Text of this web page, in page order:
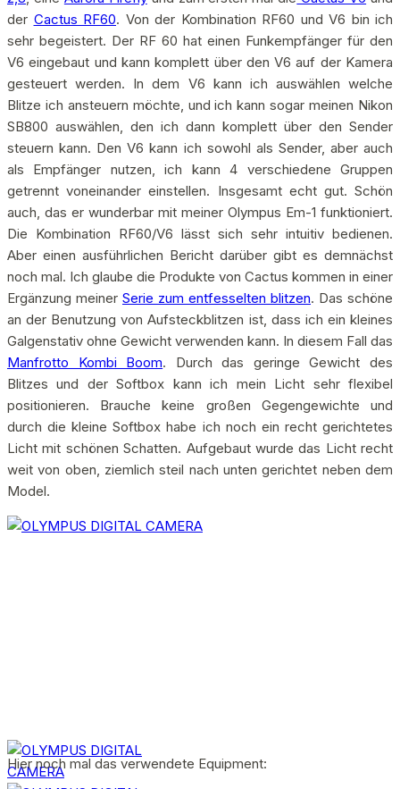
der Cactus RF60. Von der Kombination RF60 und V6 bin ich
sehr begeistert. Der RF 60 hat einen Funkempfänger für den
V6 eingebaut und kann komplett über den V6 auf der Kamera
gesteuert werden. In dem V6 kann ich auswählen welche
Blitze ich ansteuern möchte, und ich kann sogar meinen Nikon
SB800 auswählen, den ich dann komplett über den Sender
steuern kann. Den V6 kann ich sowohl als Sender, aber auch
als Empfänger nutzen, ich kann 4 verschiedene Gruppen
getrennt voneinander einstellen. Insgesamt echt gut. Schön
auch, das er wunderbar mit meiner Olympus Em-1 funktioniert.
Die Kombination RF60/V6 lässt sich sehr intuitiv bedienen.
Aber einen ausführlichen Bericht darüber gibt es demnächst
noch mal. Ich glaube die Produkte von Cactus kommen in einer
Ergänzung meiner Serie zum entfesselten blitzen. Das schöne
an der Benutzung von Aufsteckblitzen ist, dass ich ein kleines
Galgenstativ ohne Gewicht verwenden kann. In diesem Fall das
Manfrotto Kombi Boom. Durch das geringe Gewicht des
Blitzes und der Softbox kann ich mein Licht sehr flexibel
positionieren. Brauche keine großen Gegengewichte und
durch die kleine Softbox habe ich noch ein recht gerichtetes
Licht mit schönen Schatten. Aufgebaut wurde das Licht recht
weit von oben, ziemlich steil nach unten gerichtet neben dem
Model.
Hier noch mal das verwendete Equipment: